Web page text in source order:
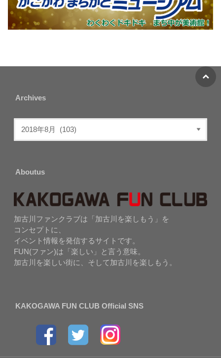
Archives
Aboutus
加古川ファンクラブは「加古川を楽しもう」を
コンセプトに、
イベント情報を発信するサイトです。
FUN(ファン)は「楽しい」と言う意味。
加古川を楽しい街に、そして加古川を楽しもう。
KAKOGAWA FUN CLUB Official SNS